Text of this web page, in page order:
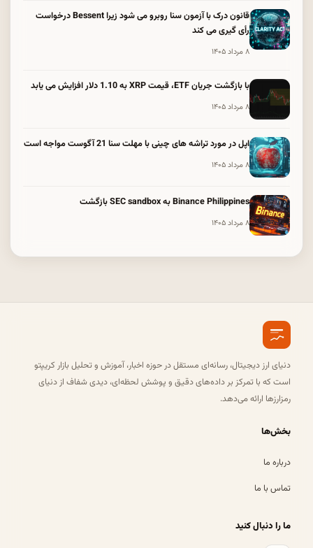
قانون درک با آزمون سنا روبرو می شود زیرا Bessent درخواست
رأی گیری می کند
۸ مرداد ۱۴۰۵
با بازگشت جریان ETF، قیمت XRP به 1.10 دلار افزایش می یابد
۸ مرداد ۱۴۰۵
اپل در مورد تراشه های چینی با مهلت سنا 21 آگوست مواجه است
۸ مرداد ۱۴۰۵
Binance Philippines به SEC sandbox بازگشت
۸ مرداد ۱۴۰۵
دنیای ارز دیجیتال، رسانه‌ای مستقل در حوزه اخبار، آموزش و تحلیل بازار کریپتو
است که با تمرکز بر داده‌های دقیق و پوشش لحظه‌ای، دیدی شفاف از دنیای
رمزارزها ارائه می‌دهد.
بخش‌ها
درباره ما
تماس با ما
ما را دنبال کنید